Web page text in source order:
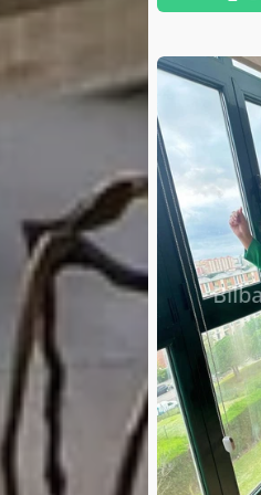
Soy una
distinguida.
una chica
llena de
encantada
móvil:
que
puedo ir